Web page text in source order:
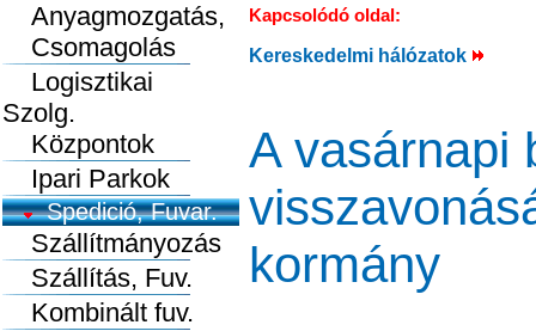
Anyagmozgatás,
Csomagolás
Logisztikai
Szolg.
Központok
Ipari Parkok
Spedició, Fuvar.
Szállítmányozás
Szállítás, Fuv.
Kombinált fuv.
Kapcsolódó oldal:
Kereskedelmi hálózatok
A vasárnapi
kormány